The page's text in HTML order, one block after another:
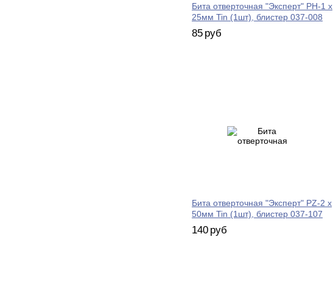
Бита отверточная "Эксперт" PH-1 х
25мм Tin (1шт), блистер 037-008
85 руб
Бита отверточная "Эксперт" PZ-2 х
50мм Tin (1шт), блистер 037-107
140 руб